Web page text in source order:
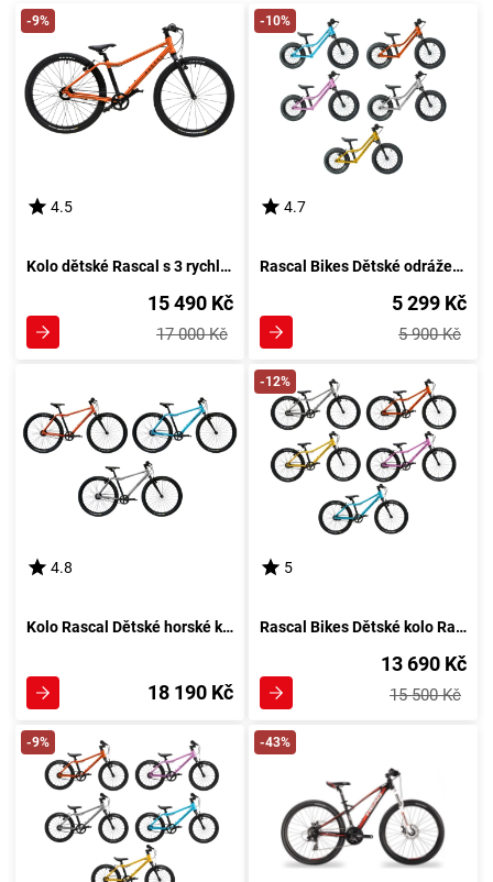
-9%
4.5
Kolo dětské Rascal s 3 rychlostmi Nexus, Oranžová barevná kombinace
15 490 Kč
17 000 Kč
-10%
4.7
Rascal Bikes Dětské odrážedlo Rascal Punk Barevná kombinace: Oranžové
5 299 Kč
5 900 Kč
4.8
Kolo Rascal Dětské horské kolo 10 rychlostí Barevná kombinace: Oranžové
18 190 Kč
-12%
5
Rascal Bikes Dětské kolo Rascal s 3 rychlostmi Sturmey Archer Barevná kombinace: Oranžové
13 690 Kč
15 500 Kč
-9% -43%